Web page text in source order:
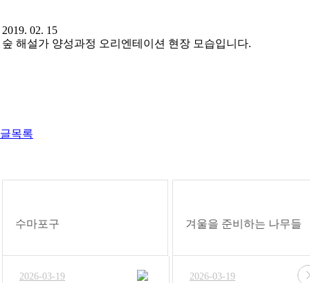
2019. 02. 15
숲 해설가 양성과정 오리엔테이션 현장 모습입니다.
글목록
수마포구
2026-03-19
겨울을 준비하는 나무들
2026-03-19